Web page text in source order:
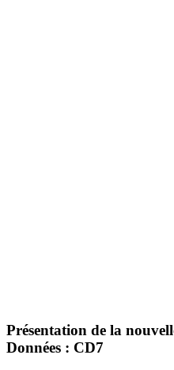
Présentation de la
Données : CD7